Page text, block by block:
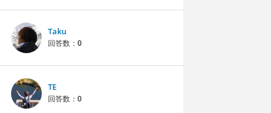
Taku
回答数： 0
TE
回答数： 0